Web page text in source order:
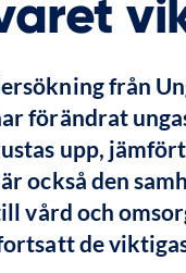
från
förändrat
upp,
också den
vård och
de